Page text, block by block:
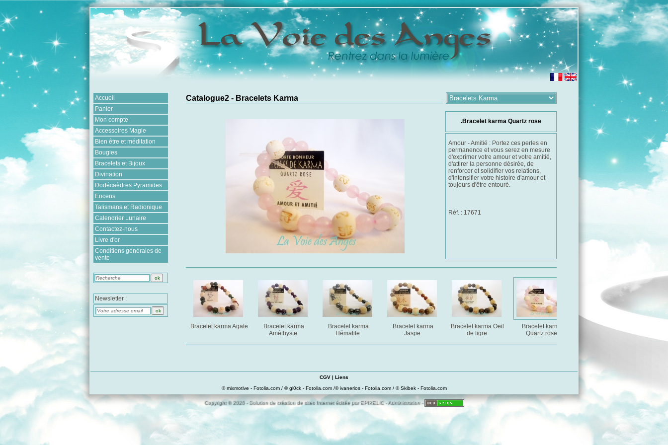
Accueil
Panier
Mon compte
Accessoires Magie
Bien être et méditation
Bougies
Bracelets et Bijoux
Divination
Dodécaèdres Pyramides
Encens
Talismans et Radionique
Calendrier Lunaire
Contactez-nous
Livre d'or
Conditions générales de
vente
Newsletter :
Catalogue2 - Bracelets Karma
.Bracelet karma Quartz rose
Amour - Amitié : Portez ces perles en
permanence et vous serez en mesure
d'exprimer votre amour et votre amitié,
d'attirer la personne désirée, de
renforcer et solidifier vos relations,
d'intensifier votre histoire d'amour et
toujours d'être entouré.
Réf. : 17671
.Bracelet karma Agate
.Bracelet karma
Améthyste
.Bracelet karma
Hématite
.Bracelet karma
Jaspe
.Bracelet karma Oeil
de tigre
.Bracelet karma
Quartz rose
.Bracelet karma
CGV | Liens
© mixmotive - Fotolia.com / © gl0ck - Fotolia.com /© ivanerios - Fotolia.com / © Skibek - Fotolia.com
Copyright © 2026 - Solution de création de sites Internet éditée par EPIXELIC- Administration-